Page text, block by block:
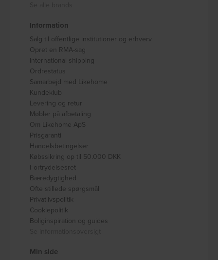
Information
Salg til offentlige institutioner og erhverv
Opret en RMA-sag
International shipping
Ordrestatus
Samarbejd med Likehome
Kundeklub
Levering og retur
Møbler på afbetaling
Om Likehome ApS
Prisgaranti
Handelsbetingelser
Købssikring op til 50.000 DKK
Fortrydelsesret
Bæredygtighed
Ofte stillede spørgsmål
Privatlivspolitik
Cookiepolitik
Boliginspiration og guides
Min side